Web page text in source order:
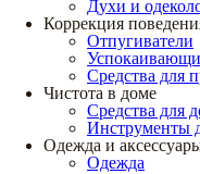
Духи и
Коррекция
Отпугиватели
Средства для
Чистота в доме
Средства для
Инструменты
Одежда и
Одежда